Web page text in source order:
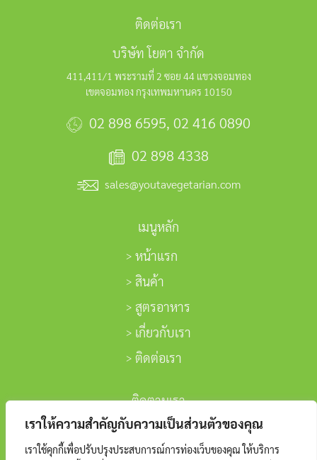
เราให้ความสำคัญกับความเป็นส่วนตัวของคุณ
เราใช้คุกกี้เพื่อปรับปรุงประสบการณ์การท่องเว็บของคุณ ให้บริการ
ติดต่อเรา
บริษัท โยตา จำกัด
411,411/1 พระรามที่ 2 ซอย 44 แขวงจอมทอง
เขตจอมทอง กรุงเทพมหานคร 10150
02 898 6595, 02 416 0890
02 898 4338
sales@youtavegetarian.com
เมนูหลัก
หน้าแรก
สินค้า
สูตรอาหาร
เกี่ยวกับเรา
ติดต่อเรา
ติดตามเรา